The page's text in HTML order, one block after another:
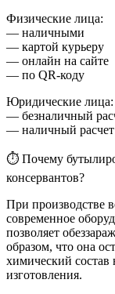
Физические лица:
— наличными
— картой курьеру
— онлайн на сайте
— по QR-коду
Юридические лица:
— безналичный
— наличный расчет
⏱ Почему
консервантов?
При производстве
современное
позволяет
образом, что она
химический состав
изготовления.